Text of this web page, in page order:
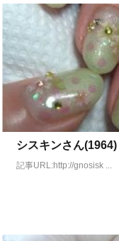
シスキンさん(1964)
記事URL:http://gnosisk ...